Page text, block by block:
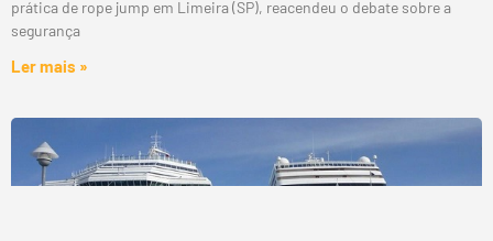
prática de rope jump em Limeira (SP), reacendeu o debate sobre a
segurança
Ler mais »